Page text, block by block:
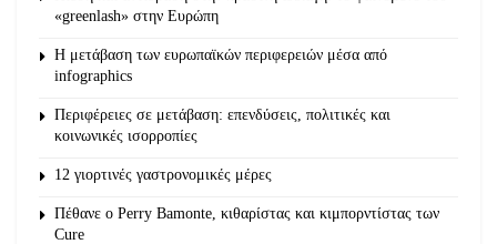
«greenlash» στην Ευρώπη
Η μετάβαση των ευρωπαϊκών περιφερειών μέσα από
infographics
Περιφέρειες σε μετάβαση: επενδύσεις, πολιτικές και
κοινωνικές ισορροπίες
12 γιορτινές γαστρονομικές μέρες
Πέθανε ο Perry Bamonte, κιθαρίστας και κιμπορντίστας των
Cure